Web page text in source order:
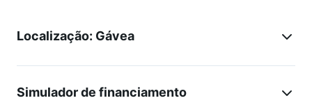
Localização: Gávea
Simulador de financiamento